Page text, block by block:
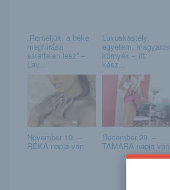
„Reméljük, a béke
megfúrása
sikertelen lesz” –
Lav...
Luxuskastély,
egyetem, magyaros
környék − itt
kész...
November 10. –
RÉKA napja van
December 29. –
TAMARA napja van